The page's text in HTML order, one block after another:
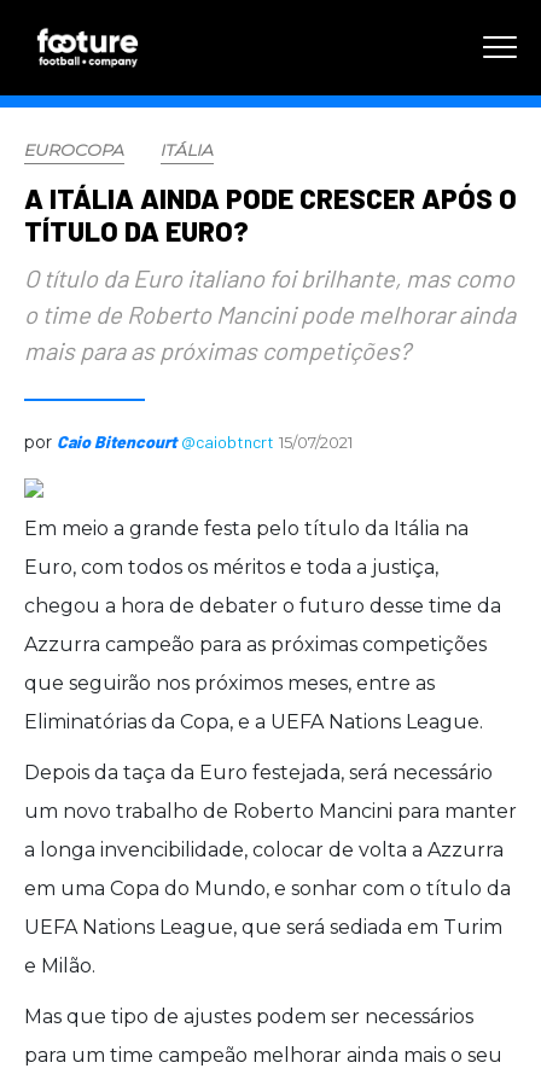
EUROCOPA ITÁLIA
A ITÁLIA AINDA PODE CRESCER APÓS O
TÍTULO DA EURO?
O título da Euro italiano foi brilhante, mas como
o time de Roberto Mancini pode melhorar ainda
mais para as próximas competições?
por Caio Bitencourt @caiobtncrt 15/07/2021
Em meio a grande festa pelo título da Itália na
Euro, com todos os méritos e toda a justiça,
chegou a hora de debater o futuro desse time da
Azzurra campeão para as próximas competições
que seguirão nos próximos meses, entre as
Eliminatórias da Copa, e a UEFA Nations League.
Depois da taça da Euro festejada, será necessário
um novo trabalho de Roberto Mancini para manter
a longa invencibilidade, colocar de volta a Azzurra
em uma Copa do Mundo, e sonhar com o título da
UEFA Nations League, que será sediada em Turim
e Milão.
Mas que tipo de ajustes podem ser necessários
para um time campeão melhorar ainda mais o seu